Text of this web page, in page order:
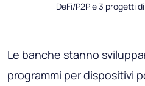
DeFi/P2P e 3 progetti
Le banche stanno
programmi per dispositivi